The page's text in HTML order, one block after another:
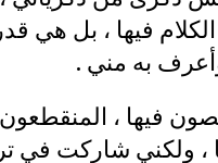
فيها ، بل هي
به مني .
فيها ،
ولكني شاركت في